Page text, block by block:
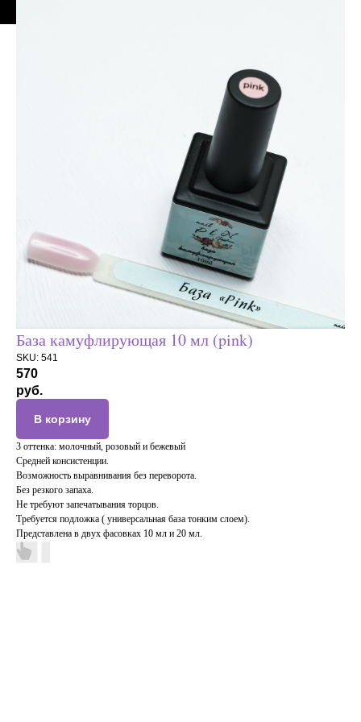
База камуфлирующая 10 мл (pink)
SKU: 541
570
руб.
В корзину
3 оттенка: молочный, розовый и бежевый
Средней консистенции.
Возможность выравнивания без переворота.
Без резкого запаха.
Не требуют запечатывания торцов.
Требуется подложка ( универсальная база тонким слоем).
Представлена в двух фасовках 10 мл и 20 мл.